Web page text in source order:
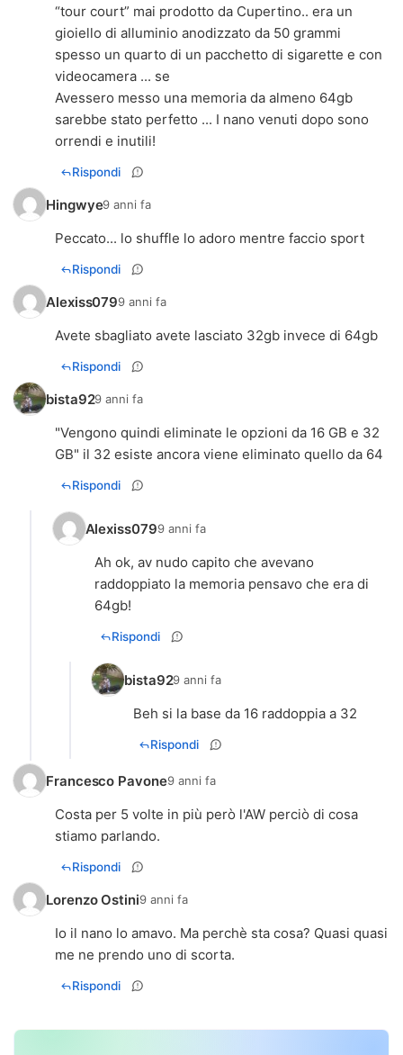
“tour court” mai prodotto da Cupertino.. era un
gioiello di alluminio anodizzato da 50 grammi
spesso un quarto di un pacchetto di sigarette e con
videocamera ... se
Avessero messo una memoria da almeno 64gb
sarebbe stato perfetto ... I nano venuti dopo sono
orrendi e inutili!
Rispondi
Hingwye9 anni fa
Peccato... lo shuffle lo adoro mentre faccio sport
Rispondi
Alexiss0799 anni fa
Avete sbagliato avete lasciato 32gb invece di 64gb
Rispondi
bista929 anni fa
"Vengono quindi eliminate le opzioni da 16 GB e 32
GB" il 32 esiste ancora viene eliminato quello da 64
Rispondi
Alexiss0799 anni fa
Ah ok, av nudo capito che avevano
raddoppiato la memoria pensavo che era di
64gb!
Rispondi
bista929 anni fa
Beh si la base da 16 raddoppia a 32
Rispondi
Francesco Pavone9 anni fa
Costa per 5 volte in più però l'AW perciò di cosa
stiamo parlando.
Rispondi
Lorenzo Ostini9 anni fa
Io il nano lo amavo. Ma perchè sta cosa? Quasi quasi
me ne prendo uno di scorta.
Rispondi